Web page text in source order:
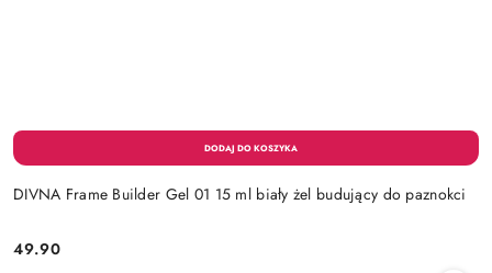
DIVNA Frame Builder Gel 01 15 ml biały żel budujący do paznokci
Cena:
49.90